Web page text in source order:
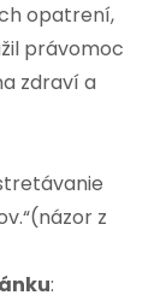
opatrení,
právomoc
zdraví a
z
: